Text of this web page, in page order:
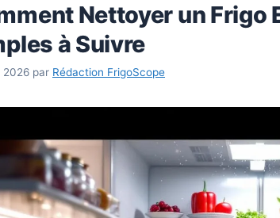
Nettoyer un Frigo
à Suivre
2026 par Rédaction FrigoScope